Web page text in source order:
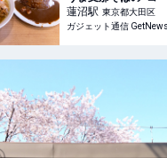
理”！？ 蒲田『インデ
ン 本店』で唯一無二
トメニューを堪能す
蓮沼駅 東京都大田区
ガジェット通信 GetNews